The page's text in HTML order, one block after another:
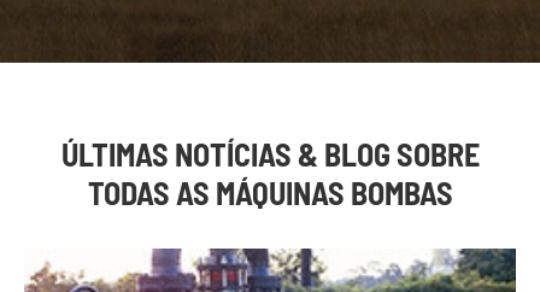
ÚLTIMAS NOTÍCIAS & BLOG SOBRE
TODAS AS MÁQUINAS BOMBAS